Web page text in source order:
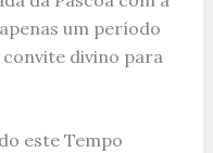
um período
divino para
este Tempo